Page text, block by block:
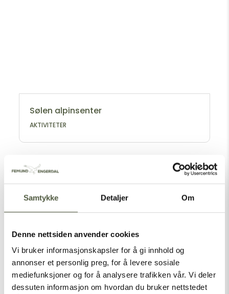
Samtykke Detaljer Om
Denne nettsiden anvender cookies
Vi bruker informasjonskapsler for å gi innhold og
annonser et personlig preg, for å levere sosiale
mediefunksjoner og for å analysere trafikken vår. Vi deler
dessuten informasjon om hvordan du bruker nettstedet
Sølen alpinsenter
AKTIVITETER
AKTIVITETER
Galten Gård Servering
SPISESTEDER